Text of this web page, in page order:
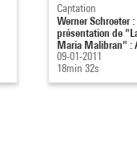
Captation
Werner Schroeter :
présentation de
Maria Malibran" :
09-01-2011
18min 32s